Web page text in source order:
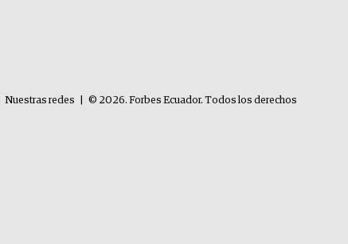
Nuestras redes
© 2026. Forbes Ecuador. Todos los derechos